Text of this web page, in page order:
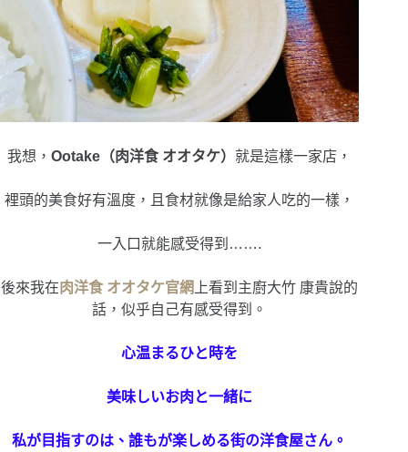
我想，Ootake（肉洋食 オオタケ）就是這樣一家店，
裡頭的美食好有溫度，且食材就像是給家人吃的一樣，
一入口就能感受得到…….
後來我在肉洋食 オオタケ官網 上看到主廚大竹 康貴說的
話，似乎自己有感受得到。
心温まるひと時を
美味しいお肉と一緒に
私が目指すのは、誰もが楽しめる街の洋食屋さん。